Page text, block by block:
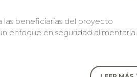
las beneficiarias del proyecto
enfoque en seguridad alimentaria.